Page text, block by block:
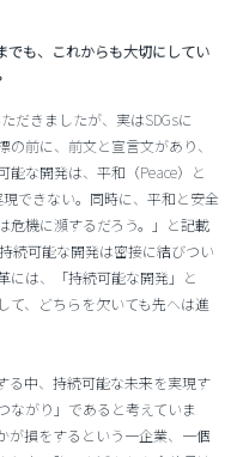
でも、これからも大切にしてい
だきましたが、実はSDGsに
前に、前文と宣言文があり、
能な開発は、平和（Peace）と
できない。同時に、平和と安全
危機に瀕するだろう。」と記載
続可能な開発は密接に結びつい
には、「持続可能な開発」と
て、どちらを欠いても先へは進
る中、持続可能な未来を実現す
ながり」であると考えていま
が損をするという一企業、一個